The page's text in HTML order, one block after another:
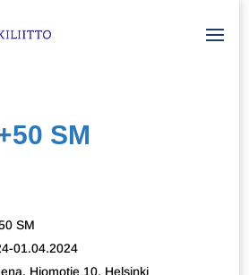
SM
SM
01.04.2024
Hiomotie 10, Helsinki